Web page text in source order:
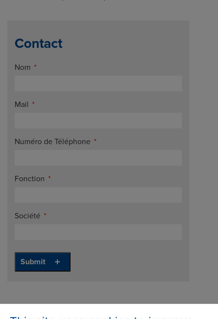
Contact
Nom
Mail
Numéro de Téléphone
Fonction
Société